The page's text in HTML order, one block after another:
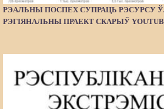
РЭАЛЬНЫ ПОСПЕХ СУПРАЦЬ РЭСУРСУ
РЭГІЯНАЛЬНЫ ПРАЕКТ СКАРЫЎ